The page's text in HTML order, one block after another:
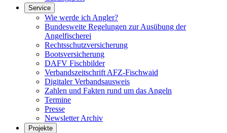
Service
Wie werde ich Angler?
Bundesweite Regelungen zur Ausübung der
Angelfischerei
Rechtsschutzversicherung
Bootsversicherung
DAFV Fischbilder
Verbandszeitschrift AFZ-Fischwaid
Digitaler Verbandsausweis
Zahlen und Fakten rund um das Angeln
Termine
Presse
Newsletter Archiv
Projekte